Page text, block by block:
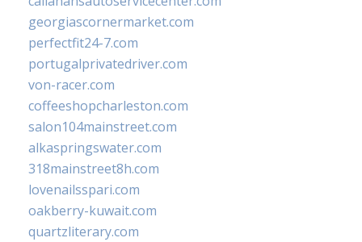
georgiascornermarket.com
perfectfit24-7.com
portugalprivatedriver.com
von-racer.com
coffeeshopcharleston.com
salon104mainstreet.com
alkaspringswater.com
318mainstreet8h.com
lovenailsspari.com
oakberry-kuwait.com
quartzliterary.com